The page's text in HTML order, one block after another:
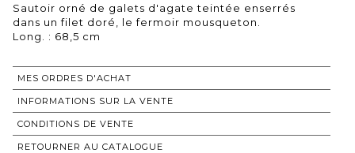
Sautoir orné de galets d'agate teintée enserrés
dans un filet doré, le fermoir mousqueton.
Long. : 68,5 cm
MES ORDRES D'ACHAT
INFORMATIONS SUR LA VENTE
CONDITIONS DE VENTE
RETOURNER AU CATALOGUE